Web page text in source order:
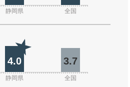
静岡県 全国
4.0 3.7
静岡県 全国